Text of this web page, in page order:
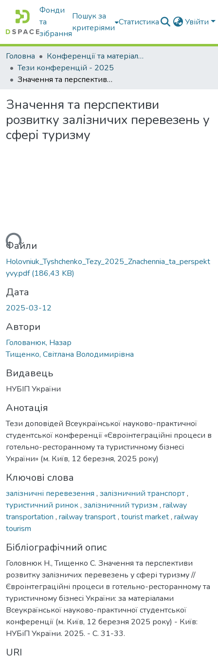
Фонди
та
зібрання
Пошук за
критеріями
Статистика Увійти
Головна
Конференції та матеріали конференцій
Тези конференцій - 2025
Значення та перспективи розвитку залізничих перевезень у сфері туризму
Значення та перспективи
розвитку залізничих перевезень у
сфері туризму
Файли
Holovniuk_Tyshchenko_Tezy_2025_Znachennia_ta_perspekt
yvy.pdf(186,43 KB)
Дата
2025-03-12
Автори
Голованюк, Назар
Тищенко, Світлана Володимирівна
Видавець
НУБІП України
Анотація
Тези доповідей Всеукраїнської науково-практичної
студентської конференції «Євроінтеграційні процеси в
готельно-ресторанному та туристичному бізнесі
України» (м. Київ, 12 березня, 2025 року)
Ключові слова
залізничні перевезення , залізничний транспорт,
туристичний ринок, залізничний туризм , railway
transportation , railway transport, tourist market, railway
tourism
Бібліографічний опис
Головнюк Н., Тищенко С. Значення та перспективи
розвитку залізничих перевезень у сфері туризму //
Євроінтеграційні процеси в готельно-ресторанному та
туристичному бізнесі України: за матеріалами
Всеукраїнської науково-практичної студентської
конференції (м. Київ, 12 березня 2025 року) - Київ:
НУБіП України. 2025. - С. 31-33.
URI